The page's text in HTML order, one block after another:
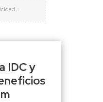
IDC y